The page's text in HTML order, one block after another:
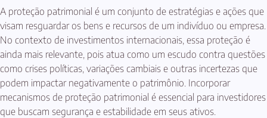
A proteção patrimonial é um conjunto de estratégias e ações que
visam resguardar os bens e recursos de um indivíduo ou empresa.
No contexto de investimentos internacionais, essa proteção é
ainda mais relevante, pois atua como um escudo contra questões
como crises políticas, variações cambiais e outras incertezas que
podem impactar negativamente o patrimônio. Incorporar
mecanismos de proteção patrimonial é essencial para investidores
que buscam segurança e estabilidade em seus ativos.